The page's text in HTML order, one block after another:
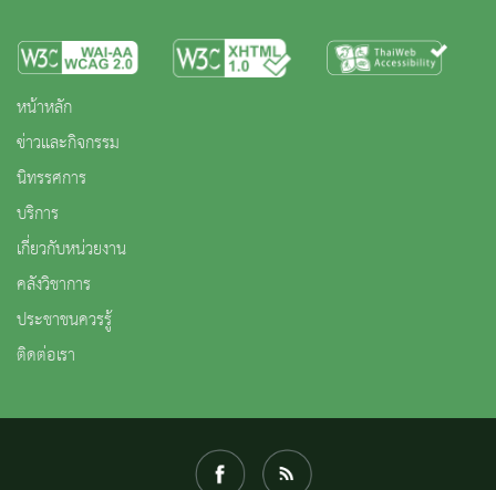
หน้าหลัก
ข่าวและกิจกรรม
นิทรรศการ
บริการ
เกี่ยวกับหน่วยงาน
คลังวิชาการ
ประชาชนควรรู้
ติดต่อเรา